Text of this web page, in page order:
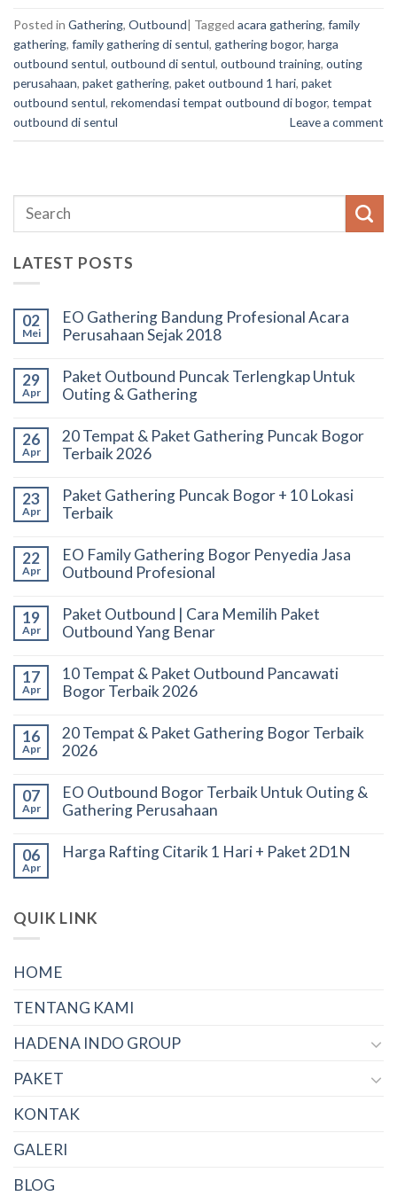
Posted in Gathering, Outbound| Tagged acara gathering, family
gathering, family gathering di sentul, gathering bogor, harga
outbound sentul, outbound di sentul, outbound training, outing
perusahaan, paket gathering, paket outbound 1 hari, paket
outbound sentul, rekomendasi tempat outbound di bogor, tempat
outbound di sentul
Leave a comment
LATEST POSTS
02
Mei
EO Gathering Bandung Profesional Acara
Perusahaan Sejak 2018
29
Apr
Paket Outbound Puncak Terlengkap Untuk
Outing & Gathering
26
Apr
20 Tempat & Paket Gathering Puncak Bogor
Terbaik 2026
23
Apr
Paket Gathering Puncak Bogor + 10 Lokasi
Terbaik
22
Apr
EO Family Gathering Bogor Penyedia Jasa
Outbound Profesional
19
Apr
Paket Outbound | Cara Memilih Paket
Outbound Yang Benar
17
Apr
10 Tempat & Paket Outbound Pancawati
Bogor Terbaik 2026
16
Apr
20 Tempat & Paket Gathering Bogor Terbaik
2026
07
Apr
EO Outbound Bogor Terbaik Untuk Outing &
Gathering Perusahaan
06
Apr
Harga Rafting Citarik 1 Hari + Paket 2D1N
QUIK LINK
HOME
TENTANG KAMI
HADENA INDO GROUP
PAKET
KONTAK
GALERI
BLOG